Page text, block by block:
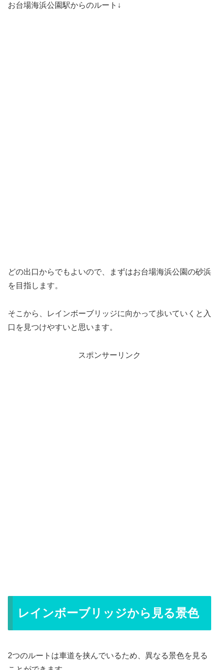
お台場海浜公園駅からのルート↓
どの出口からでもよいので、まずはお台場海浜公園の砂浜
を目指します。
そこから、レインボーブリッジに向かって歩いていくと入
口を見つけやすいと思います。
スポンサーリンク
レインボーブリッジから見る景色
2つのルートは車道を挟んでいるため、異なる景色を見る